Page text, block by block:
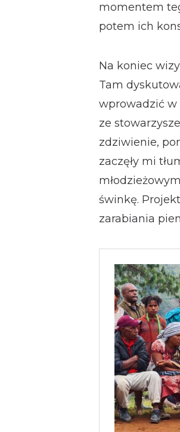
momentem
potem ich
Na koniec
Tam
wprowadzić w
ze
zdziwienie,
zaczęły mi
świnkę.
zarabiania